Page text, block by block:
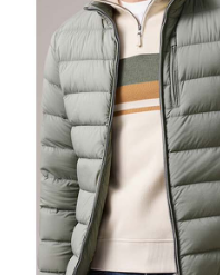
【注意事項】
１．透過由恩沛科技股份有限
易，需依本服務之必要範圍內
權轉讓予恩沛科技股份有限公司
２．關於個人資料處理事宜，請
https://aftee.tw/terms/#terms3
３．未成年的使用者請事先徵
「AFTEE先享後付」，若未經
任。
４．使用「AFTEE先享後付」
時審查核予不同之上限額度；
請求用戶進行身份認證。
５．嚴禁一人註冊多個帳號或
7-11取貨付款
免運費
付款後7-11取貨
免運費
宅配
免運費
離島宅配
免運費